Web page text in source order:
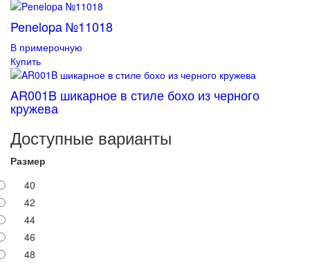
Penelopa №11018
В примерочную
Купить
AR001B шикарное в стиле бохо из черного
кружева
Доступные варианты
Размер
40
42
44
46
48